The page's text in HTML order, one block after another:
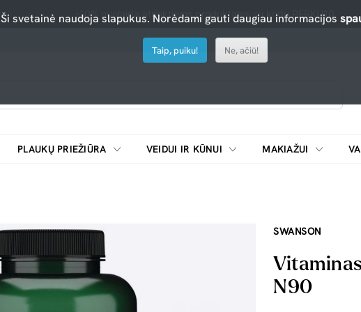
-10% nuolaida atrinktiems produktams su kodu PERKU10
PLAUKŲ PRIEŽIŪRA VEIDUI IR KŪNUI MAKIAŽUI
SWANSON
N90
Ši svetainė naudoja slapukus. Norėdami gauti daugiau informacijos
Taip, puiku! Ne, ačiū!